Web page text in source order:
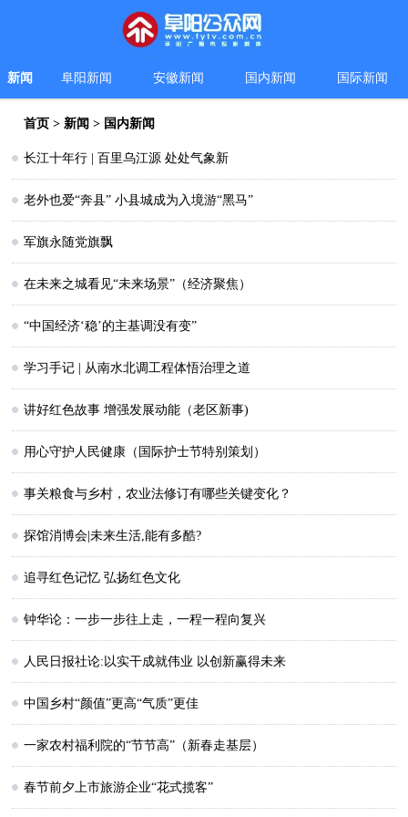
新闻 阜阳新闻 安徽新闻 国内新闻 国际新闻
首页 >新闻 > 国内新闻
长江十年行 | 百里乌江源 处处气象新
老外也爱“奔县” 小县城成为入境游“黑马”
军旗永随党旗飘
在未来之城看见“未来场景”（经济聚焦）
“中国经济‘稳’的主基调没有变”
学习手记 | 从南水北调工程体悟治理之道
讲好红色故事 增强发展动能（老区新事)
用心守护人民健康（国际护士节特别策划）
事关粮食与乡村，农业法修订有哪些关键变化？
探馆消博会|未来生活,能有多酷?
追寻红色记忆 弘扬红色文化
钟华论：一步一步往上走，一程一程向复兴
人民日报社论:以实干成就伟业 以创新赢得未来
中国乡村“颜值”更高“气质”更佳
一家农村福利院的“节节高”（新春走基层）
春节前夕上市旅游企业“花式揽客”